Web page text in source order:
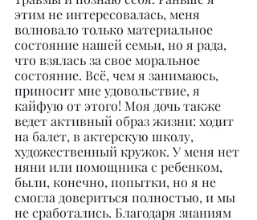
этим не интересовалась, меня
волновало только материальное
состояние нашей семьи, но я рада,
что взялась за свое моральное
состояние. Всё, чем я занимаюсь,
приносит мне удовольствие, я
кайфую от этого! Моя дочь также
ведет активный образ жизни: ходит
на балет, в актерскую школу,
художественный кружок. У меня нет
няни или помощника с ребенком,
были, конечно, попытки, но я не
смогла довериться полностью, и мы
не сработались. Благодаря знаниям